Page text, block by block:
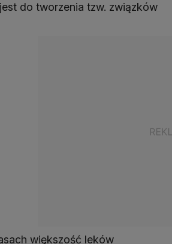
do tworzenia tzw. związków
większość leków